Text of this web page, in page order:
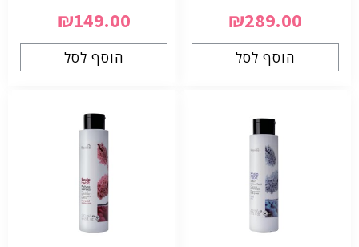
₪289.00
הוסף לסל
₪149.00
הוסף לסל